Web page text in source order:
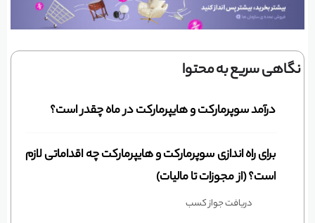
نگاهی سریع به محتوا
درآمد سوپرمارکت و هایپرمارکت در ماه چقدر است؟
برای راه اندازی سوپرمارکت و هایپرمارکت چه اقداماتی لازم
است؟ (از مجوزات تا مالیات)
دریافت جواز کسب